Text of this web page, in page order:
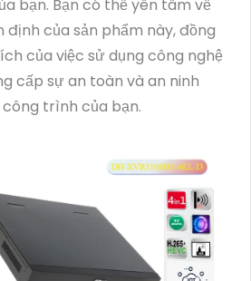
bạn. Bạn có thể yên tâm về
định của sản phẩm này, đồng
của việc sử dụng công nghệ
cấp sự an toàn và an ninh
trình của bạn.